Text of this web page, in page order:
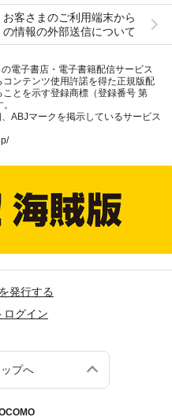
お客さまのご利用端末から
の情報の外部送信について
電子書店・電子書籍配信サービス
コンテンツ使用許諾を得た正規版配
とを示す登録商標（登録番号 第
ABJマークを掲示しているサービス
発行する
ログイン
プへ